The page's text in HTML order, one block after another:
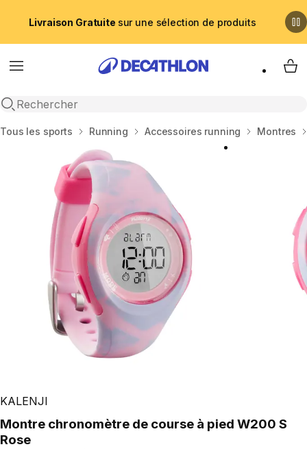
Livraison Gratuite sur une sélection de produits
Menu
Recherche ouverte
My
Accueil
Tous les sports Running Accessoires running Montres
KALENJI
Montre chronomètre de course à pied W200 S
Rose